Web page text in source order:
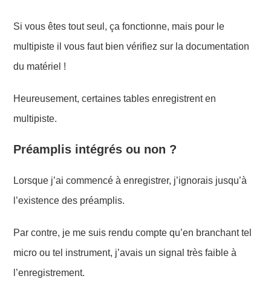
Si vous êtes tout seul, ça fonctionne, mais pour le
multipiste il vous faut bien vérifiez sur la documentation
du matériel !
Heureusement, certaines tables enregistrent en
multipiste.
Préamplis intégrés ou non ?
Lorsque j’ai commencé à enregistrer, j’ignorais jusqu’à
l’existence des préamplis.
Par contre, je me suis rendu compte qu’en branchant tel
micro ou tel instrument, j’avais un signal très faible à
l’enregistrement.